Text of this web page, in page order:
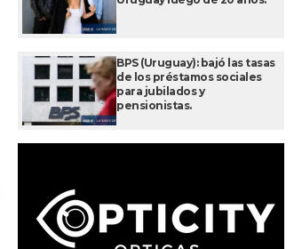
BPS (Uruguay): bajó las tasas
de los préstamos sociales
para jubilados y
pensionistas.